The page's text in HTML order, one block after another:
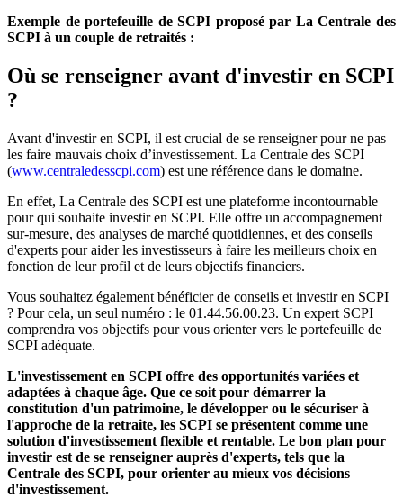
Exemple de portefeuille de SCPI proposé par La Centrale des
SCPI à un couple de retraités :
Où se renseigner avant d'investir en SCPI
?
Avant d'investir en SCPI, il est crucial de se renseigner pour ne pas
les faire mauvais choix d’investissement. La Centrale des SCPI
(www.centraledesscpi.com) est une référence dans le domaine.
En effet, La Centrale des SCPI est une plateforme incontournable
pour qui souhaite investir en SCPI. Elle offre un accompagnement
sur-mesure, des analyses de marché quotidiennes, et des conseils
d'experts pour aider les investisseurs à faire les meilleurs choix en
fonction de leur profil et de leurs objectifs financiers.
Vous souhaitez également bénéficier de conseils et investir en SCPI
? Pour cela, un seul numéro : le 01.44.56.00.23. Un expert SCPI
comprendra vos objectifs pour vous orienter vers le portefeuille de
SCPI adéquate.
L'investissement en SCPI offre des opportunités variées et
adaptées à chaque âge. Que ce soit pour démarrer la
constitution d'un patrimoine, le développer ou le sécuriser à
l'approche de la retraite, les SCPI se présentent comme une
solution d'investissement flexible et rentable. Le bon plan pour
investir est de se renseigner auprès d'experts, tels que la
Centrale des SCPI, pour orienter au mieux vos décisions
d'investissement.